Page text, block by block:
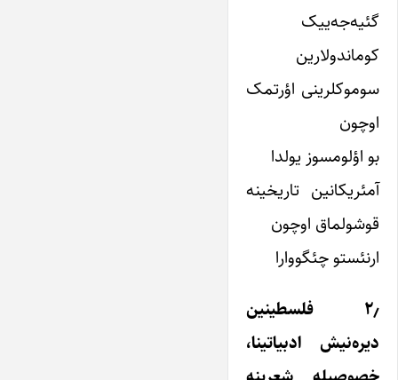
گئیه‌جه‌ییک
کوماندولارین
سوموکلرینی اؤرتمک
اوچون
بو اؤلومسوز یولدا
آمئریکانین تاریخینه
قوشولماق اوچون
ارنئستو چئگووارا
۲٫ فلسطینین
دیره‌نیش ادبیاتینا،